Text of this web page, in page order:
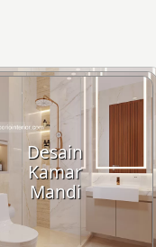
Desain
Kamar
Mandi